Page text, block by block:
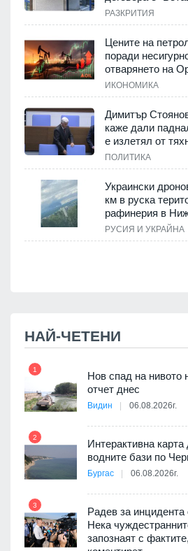
РАЗКРИТИЯ
Цените на
поради
отварянето на
ИКОНОМИКА
Димитър
каже дали
е излетял от
ПОЛИТИКА
Украински
км в руска
рафинерия в
РУСИЯ И УКРАЙНА
НАЙ-ЧЕТЕНИ
1
Нов спад на нивото
отчет днес
Видин 06.08.2026г.
2
Интерактивна
водните бази по
Бургас 06.08.2026г.
3
Радев за инцидента
Нека
запознаят с